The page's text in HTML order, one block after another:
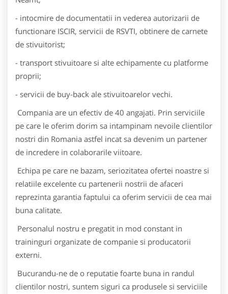
- intocmire de documentatii in vederea autorizarii de
functionare ISCIR, servicii de RSVTI, obtinere de carnete
de stivuitorist;
- transport stivuitoare si alte echipamente cu platforme
proprii;
- servicii de buy-back ale stivuitoarelor vechi.
Compania are un efectiv de 40 angajati. Prin serviciile
pe care le oferim dorim sa intampinam nevoile clientilor
nostri din Romania astfel incat sa devenim un partener
de incredere in colaborarile viitoare.
Echipa pe care ne bazam, seriozitatea ofertei noastre si
relatiile excelente cu partenerii nostrii de afaceri
reprezinta garantia faptului ca oferim servicii de cea mai
buna calitate.
Personalul nostru e pregatit in mod constant in
traininguri organizate de companie si producatorii
externi.
Bucurandu-ne de o reputatie foarte buna in randul
clientilor nostri, suntem siguri ca produsele si serviciile